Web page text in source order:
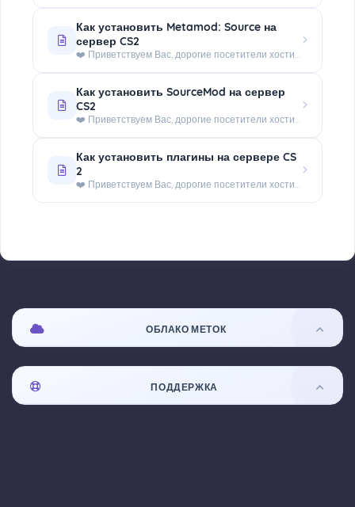
Как установить Metamod: Source на
сервер CS2
❤️ Приветствуем Вас, дорогие посетители хостинга - WorldHosts.FUN! В этой статье мы пошагово разберем процесс...
Как установить SourceMod на сервер
CS2
❤️ Приветствуем Вас, дорогие посетители хостинга - WorldHosts.FUN! Мы подготовили простую инструкцию по установке...
Как установить плагины на сервере CS
2
❤️ Приветствуем Вас, дорогие посетители хостинга - WorldHosts.FUN! Мы подготовили краткую инструкцию по установке...
ОБЛАКО МЕТОК
ПОДДЕРЖКА